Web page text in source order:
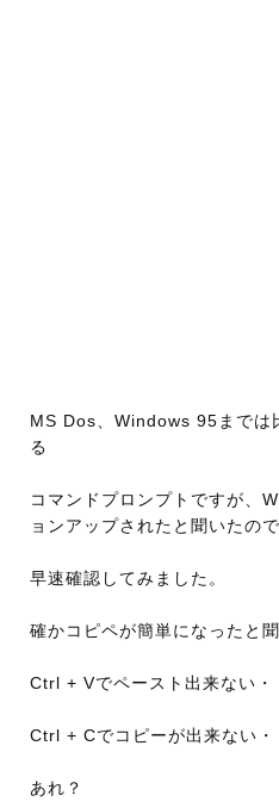
MS Dos、Windows 95までは
る
コマンドプロンプトですが、
ョンアップされたと聞いたので
早速確認してみました。
確かコピペが簡単になったと
Ctrl + Vでペースト出来ない・
Ctrl + Cでコピーが出来ない・
あれ？